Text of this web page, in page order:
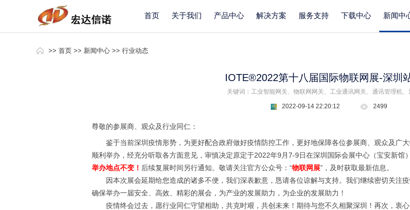
首页 关于我们 产品中心 解决方案 服务支持 下载中心 新闻中
>> 首页 >> 新闻中心 >> 行业动态
IOTE®2022第十八届国际物联网展-深圳
关键词：工业智能网关、物联网网关、工业通讯网关、通讯管理机
2022-09-14 22:20:12 2499
尊敬的参展商、观众及行业同仁：
鉴于当前深圳疫情形势，为更好配合政府做好疫情防控工作，更好地保障各位参展商、观众及广
顺利举办，经充分听取各方面意见，审慎决定原定于2022年9月7-9日在深圳国际会展中心（宝安新馆
举办地点不变！ 后续复展时间另行通知。 敬请关注官方公众号：“物联网展”，及时获取最新信息。
因本次展会延期给您造成的诸多不便，我们深表歉意，恳请各位谅解与支持。我们继续密切关注
确保举办一届安全、高效、精彩的展会，为产业的发展助力，为企业的发展助力！
疫情终会过去，愿行业同仁守望相助，共克时艰，共创未来！期待与您不久相聚深圳！再次，衷